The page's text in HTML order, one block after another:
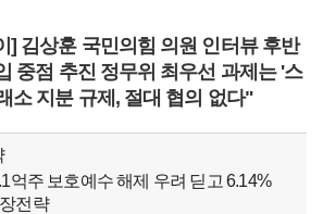
] 김상훈 국민의힘 의원 인터뷰 후반
중점 추진 정무위 최우선 과제는 '스
소 지분 규제, 절대 협의 없다"
억주 보호예수 해제 우려 딛고 6.14%
전략